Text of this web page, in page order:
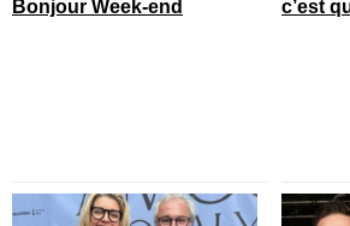
Bonjour Week-end c’est